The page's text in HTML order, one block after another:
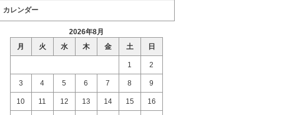
カレンダー
2026年8月
月
火 水 木 金 土 日
1 2
3 4 5 6 7 8 9
10 11 12 13 14 15 16